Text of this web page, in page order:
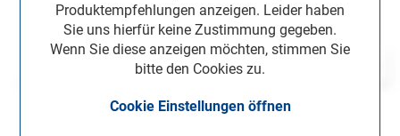
Produktempfehlungen anzeigen. Leider haben
Sie uns hierfür keine Zustimmung gegeben.
Wenn Sie diese anzeigen möchten, stimmen Sie
bitte den Cookies zu.
Cookie Einstellungen öffnen